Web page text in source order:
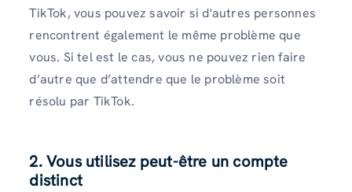
TikTok, vous pouvez savoir si d'autres personnes
rencontrent également le même problème que
vous. Si tel est le cas, vous ne pouvez rien faire
d’autre que d’attendre que le problème soit
résolu par TikTok.
2. Vous utilisez peut-être un compte
distinct